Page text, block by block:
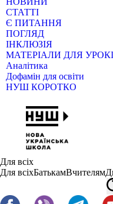
СТАТТІ
Є ПИТАННЯ
ПОГЛЯД
ІНКЛЮЗІЯ
МАТЕРІАЛИ ДЛЯ
Аналітика
Дофамін для освіти
НУШ КОРОТКО
Для всіх
Для всіхБатькамВчителям